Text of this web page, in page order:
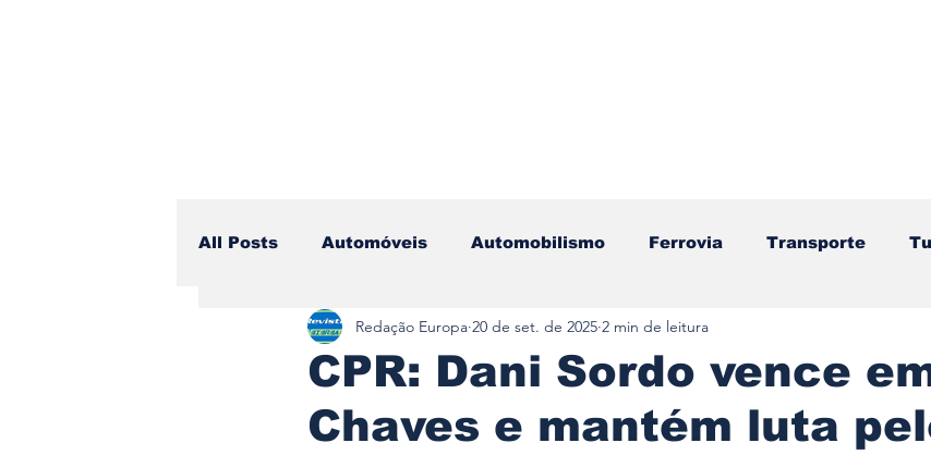
All Posts Automóveis Automobilismo Ferrovia Transporte
Camiões Lazer Aviação Motos Autocarros
Branding & Estratégia Componentes Gastronomia Videojogos/
CPR: Dani Sordo vence
Chaves e mantém luta
Redação Europa 20 de set. de 2025 2 min de leitura